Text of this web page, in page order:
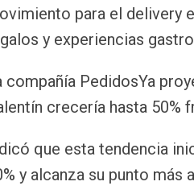
para el delivery
y experiencias
compañía PedidosYa
crecería hasta 50%
que esta tendencia
y alcanza su punto más